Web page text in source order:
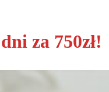
za 750zł!